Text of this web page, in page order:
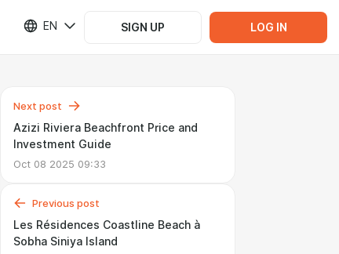
EN SIGN UP LOG IN
Next post
Azizi Riviera Beachfront Price and
Investment Guide
Oct 08 2025 09:33
Previous post
Les Résidences Coastline Beach à
Sobha Siniya Island